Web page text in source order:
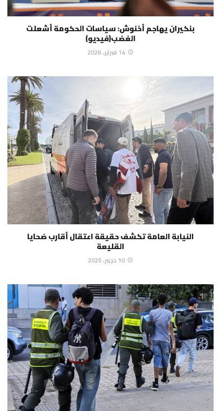
بنكيران يهاجم أخنوش: سياسات الحكومة أشعلت
الغضب(فيديو)
14 فبراير، 2026
النيابة العامة تكشف حقيقة اعتقال أقارب ضحايا
القليعة
10 دجنبر، 2025